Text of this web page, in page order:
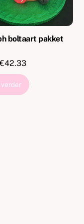
boltaart pakket
was:
€42.33Huidige
prijs
is:
verder